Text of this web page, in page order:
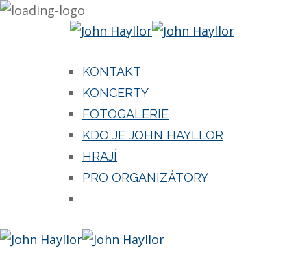
KONTAKT
KONCERTY
FOTOGALERIE
KDO JE JOHN HAYLLOR
HRAJÍ
PRO ORGANIZÁTORY